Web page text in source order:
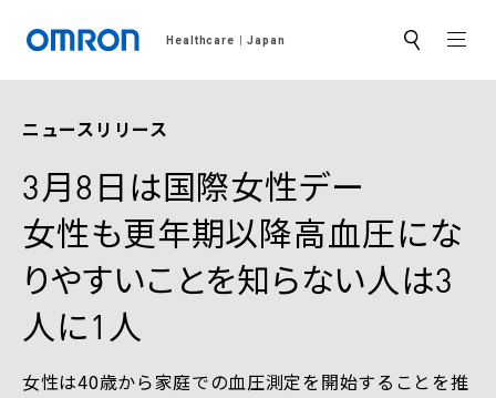
Healthcare Japan サ
ト
ニュースリリース
3月8日は国際女性デー
女性も更年期以降高血圧にな
りやすいことを知らない人は3
人に1人
女性は40歳から家庭での血圧測定を開始することを推